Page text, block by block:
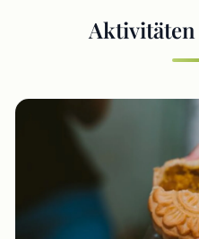
Aktivitäten